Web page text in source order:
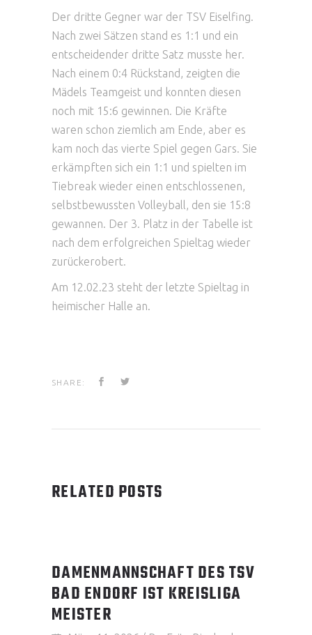
Der dritte Gegner war der TSV Eiselfing.
Nach zwei Sätzen stand es 1:1 und ein
entscheidender dritte Satz musste her.
Nach einem 0:4 Rückstand, zeigten die
Mädels Teamgeist und konnten diesen
noch mit 15:6 gewinnen. Die Kräfte
waren schon ziemlich am Ende, aber es
kam noch das vierte Spiel gegen Gars. Sie
erkämpften sich ein 1:1 und spielten im
Tiebreak wieder einen entschlossenen,
selbstbewussten Volleyball, den sie 15:8
gewannen. Der 3. Platz in der Tabelle ist
nach dem erfolgreichen Spieltag wieder
zurückerobert.
Am 12.02.23 steht der letzte Spieltag in
heimischer Halle an.
SHARE:
RELATED POSTS
DAMENMANNSCHAFT DES TSV
BAD ENDORF IST KREISLIGA
MEISTER